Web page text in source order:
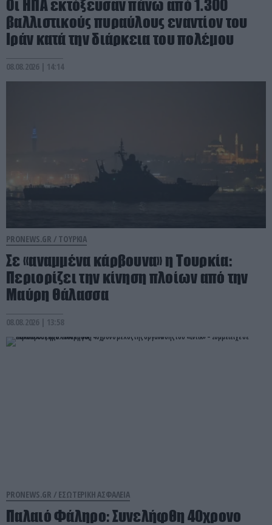
Οι ΗΠΑ εκτόξευσαν πάνω από 1.300
βαλλιστικούς πυραύλους εναντίον του
Ιράν κατά την διάρκεια του πολέμου
08.08.2026 | 14:14
PRONEWS.GR / ΤΟΥΡΚΙΑ
Σε «αναμμένα κάρβουνα» η Τουρκία:
Περιορίζει την κίνηση πλοίων από την
Μαύρη Θάλασσα
08.08.2026 | 13:58
PRONEWS.GR / ΕΣΩΤΕΡΙΚΗ ΑΣΦΑΛΕΙΑ
Παλαιό Φάληρο: Συνελήφθη 40χρονο